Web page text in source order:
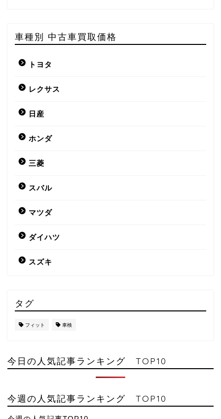
車種別 中古車買取価格
トヨタ
レクサス
日産
ホンダ
三菱
スバル
マツダ
ダイハツ
スズキ
タグ
フィット 車検
今日の人気記事ランキング TOP10
今週の人気記事ランキング TOP10